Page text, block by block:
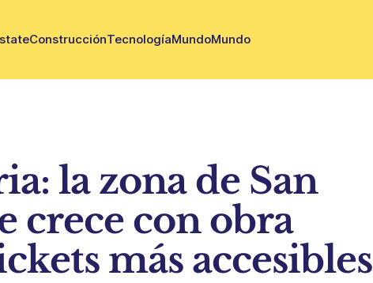
ConstrucciónTecnologíaMundoMundo
la zona de San
crece con obra
más accesibles